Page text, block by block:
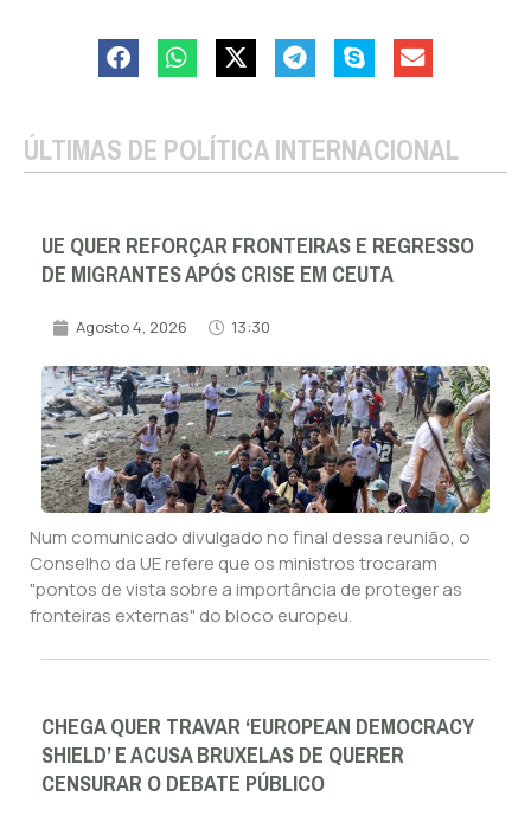
ÚLTIMAS DE POLÍTICA INTERNACIONAL
UE QUER REFORÇAR FRONTEIRAS E REGRESSO
DE MIGRANTES APÓS CRISE EM CEUTA
Agosto 4, 2026 13:30
Num comunicado divulgado no final dessa reunião, o
Conselho da UE refere que os ministros trocaram
"pontos de vista sobre a importância de proteger as
fronteiras externas" do bloco europeu.
CHEGA QUER TRAVAR ‘EUROPEAN DEMOCRACY
SHIELD’ E ACUSA BRUXELAS DE QUERER
CENSURAR O DEBATE PÚBLICO